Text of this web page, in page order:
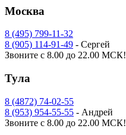
Москва
8 (495) 799-11-32
8 (905) 114-91-49 - Сергей
Звоните с 8.00 до 22.00 МСК!
Тула
8 (4872) 74-02-55
8 (953) 954-55-55 - Андрей
Звоните с 8.00 до 22.00 МСК!